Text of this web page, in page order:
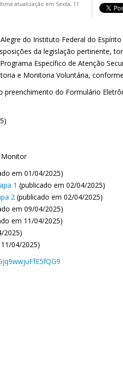
atualização em Sexta, 11
do Instituto Federal do
da legislação pertinente,
Específico de Atenção
e Monitoria Voluntária,
preenchimento do Formulário
em 01/04/2025)
1 (publicado em 02/04/2025)
2 (publicado em 02/04/2025)
em 09/04/2025)
em 11/04/2025)
2025)
04/2025)